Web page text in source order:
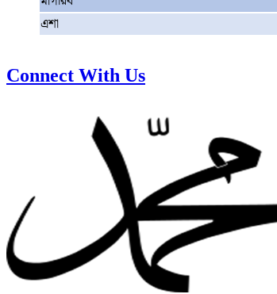
এশা
Connect With Us